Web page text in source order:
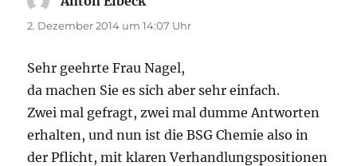
2. Dezember 2014 um 14:07 Uhr
Sehr geehrte Frau Nagel,
da machen Sie es sich aber sehr einfach.
Zwei mal gefragt, zwei mal dumme Antworten
erhalten, und nun ist die BSG Chemie also in
der Pflicht, mit klaren Verhandlungspositionen